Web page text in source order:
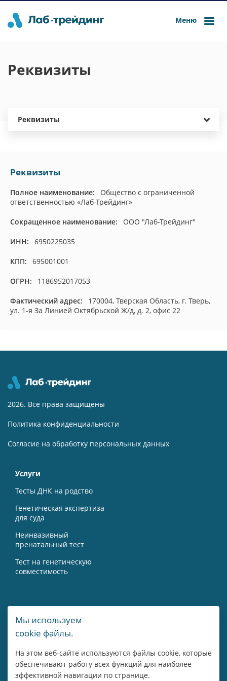
Меню
Реквизиты
Реквизиты
Реквизиты
Полное наименование:
Общество с ограниченной
ответственностью «Лаб-Трейдинг»
Cокращенное наименование: ООО "Лаб-Трейдинг"
ИНН: 6950225035
КПП: 695001001
ОГРН: 1186952017053
Фактический адрес:
170004, Тверская Область, г. Тверь,
ул. 1-я За Линией Октябрьской Ж/д, д. 2, офис 22
2026. Все права защищены
Политика конфиденциальности
Согласие на обработку персональных данных
Услуги
Тесты ДНК на родство
Генетическая экспертиза
для суда
Неинвазивный
пренатальный тест
Тест на генетическую
совместимость
Контакты
г. Москва, Мичуринский пр-т, 15А
8 800 775 43 14
Мы используем
cookie файлы.
На этом веб-сайте используются файлы cookie, которые
обеспечивают работу всех функций для наиболее
эффективной навигации по странице.